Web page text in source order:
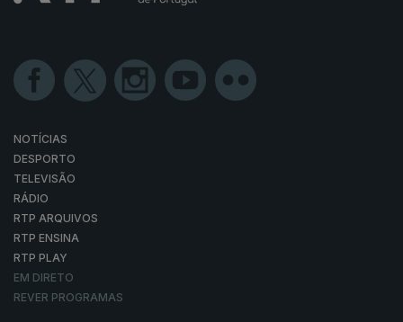
NOTÍCIAS
DESPORTO
TELEVISÃO
RÁDIO
RTP ARQUIVOS
RTP ENSINA
RTP PLAY
EM DIRETO
REVER PROGRAMAS